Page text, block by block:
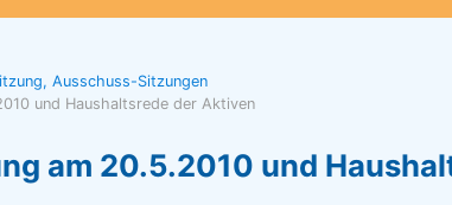
Ausschuss-Sitzungen
und Haushaltsrede der Aktiven
am 20.5.2010 und